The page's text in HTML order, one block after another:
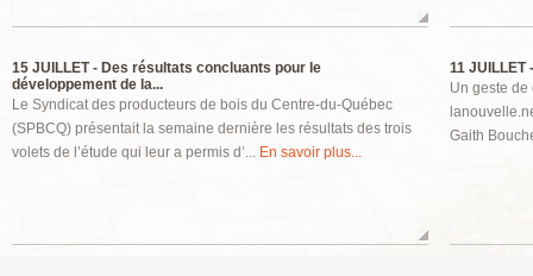
15 JUILLET - Des résultats concluants pour le
développement de la...
Le Syndicat des producteurs de bois du Centre-du-Québec
(SPBCQ) présentait la semaine dernière les résultats des trois
volets de l’étude qui leur a permis d’... En savoir plus...
11 JUILLET -
Un geste
Gaith